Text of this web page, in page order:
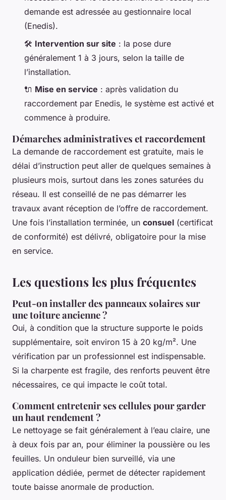
demande est adressée au gestionnaire local
(Enedis).
🛠️ Intervention sur site : la pose dure
généralement 1 à 3 jours, selon la taille de
l’installation.
🔌 Mise en service : après validation du
raccordement par Enedis, le système est activé et
commence à produire.
Démarches administratives et raccordement
La demande de raccordement est gratuite, mais le
délai d’instruction peut aller de quelques semaines à
plusieurs mois, surtout dans les zones saturées du
réseau. Il est conseillé de ne pas démarrer les
travaux avant réception de l’offre de raccordement.
Une fois l’installation terminée, un consuel (certificat
de conformité) est délivré, obligatoire pour la mise
en service.
Les questions les plus fréquentes
Peut-on installer des panneaux solaires sur
une toiture ancienne ?
Oui, à condition que la structure supporte le poids
supplémentaire, soit environ 15 à 20 kg/m². Une
vérification par un professionnel est indispensable.
Si la charpente est fragile, des renforts peuvent être
nécessaires, ce qui impacte le coût total.
Comment entretenir ses cellules pour garder
un haut rendement ?
Le nettoyage se fait généralement à l’eau claire, une
à deux fois par an, pour éliminer la poussière ou les
feuilles. Un onduleur bien surveillé, via une
application dédiée, permet de détecter rapidement
toute baisse anormale de production.